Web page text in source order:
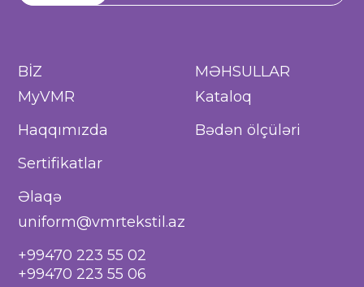
BİZ
MyVMR
Haqqımızda
Sertifikatlar
MƏHSULLAR
Kataloq
Bədən ölçüləri
Əlaqə
uniform@vmrtekstil.az
+99470 223 55 02
+99470 223 55 06